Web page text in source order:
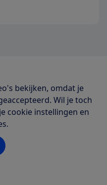
bekijken, omdat je
Wil je toch
cookie instellingen en